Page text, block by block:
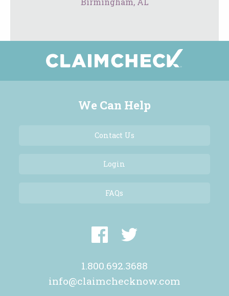
We Can Help
Contact Us
Login
FAQs
1.800.692.3688
info@claimchecknow.com